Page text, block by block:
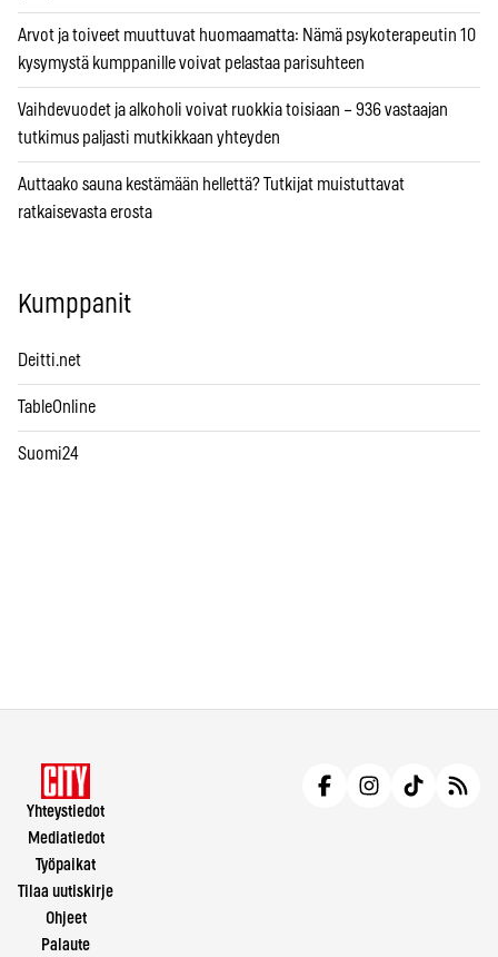
Arvot ja toiveet muuttuvat huomaamatta: Nämä psykoterapeutin 10
kysymystä kumppanille voivat pelastaa parisuhteen
Vaihdevuodet ja alkoholi voivat ruokkia toisiaan – 936 vastaajan
tutkimus paljasti mutkikkaan yhteyden
Auttaako sauna kestämään hellettä? Tutkijat muistuttavat
ratkaisevasta erosta
Kumppanit
Deitti.net
TableOnline
Suomi24
Yhteystiedot
Mediatiedot
Työpaikat
Tilaa uutiskirje
Ohjeet
Palaute